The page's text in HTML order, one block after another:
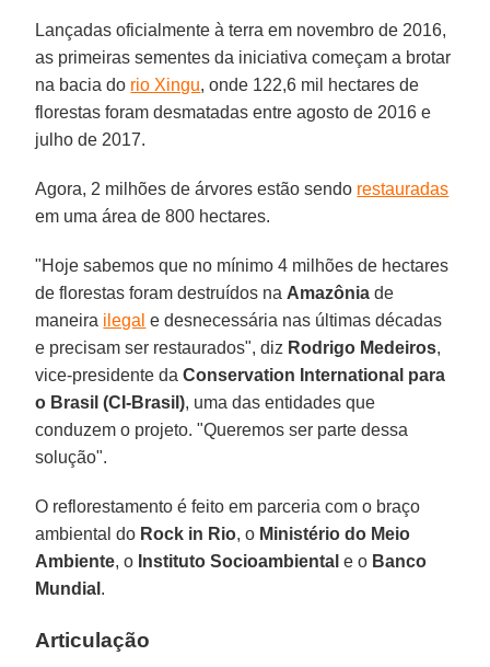
Lançadas oficialmente à terra em novembro de 2016,
as primeiras sementes da iniciativa começam a brotar
na bacia do rio Xingu, onde 122,6 mil hectares de
florestas foram desmatadas entre agosto de 2016 e
julho de 2017.
Agora, 2 milhões de árvores estão sendo restauradas
em uma área de 800 hectares.
"Hoje sabemos que no mínimo 4 milhões de hectares
de florestas foram destruídos na Amazônia de
maneira ilegal e desnecessária nas últimas décadas
e precisam ser restaurados", diz Rodrigo Medeiros,
vice-presidente daConservation International para
o Brasil (CI-Brasil), uma das entidades que
conduzem o projeto. "Queremos ser parte dessa
solução".
O reflorestamento é feito em parceria com o braço
ambiental do Rock in Rio, o Ministério do Meio
Ambiente, o Instituto Socioambiental e o Banco
Mundial .
Articulação